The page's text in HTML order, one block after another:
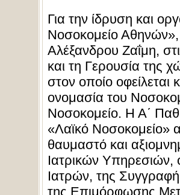
Για την ίδρυση και
Νοσοκομείο Αθηνών»,
Αλέξανδρου Ζαΐμη,
και τη Γερουσία της
στον οποίο
ονομασία του
Νοσοκομείο. Η Α΄
«Λαϊκό Νοσοκομείο»
θαυμαστό και
Ιατρικών Υπηρεσιών,
Ιατρών, της
της Επιμόρφωσης